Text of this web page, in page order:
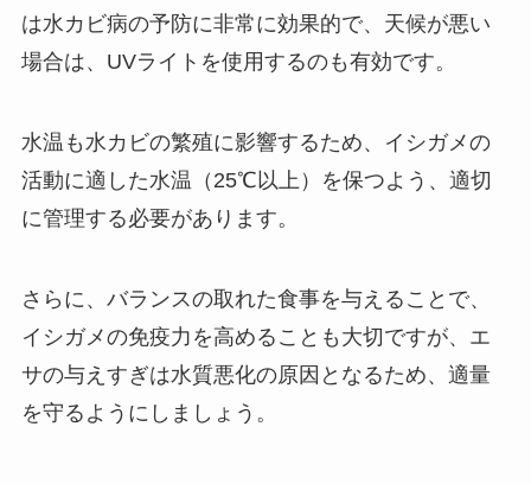
は水カビ病の予防に非常に効果的で、天候が悪い
場合は、UVライトを使用するのも有効です。
水温も水カビの繁殖に影響するため、イシガメの
活動に適した水温（25℃以上）を保つよう、適切
に管理する必要があります。
さらに、バランスの取れた食事を与えることで、
イシガメの免疫力を高めることも大切ですが、エ
サの与えすぎは水質悪化の原因となるため、適量
を守るようにしましょう。